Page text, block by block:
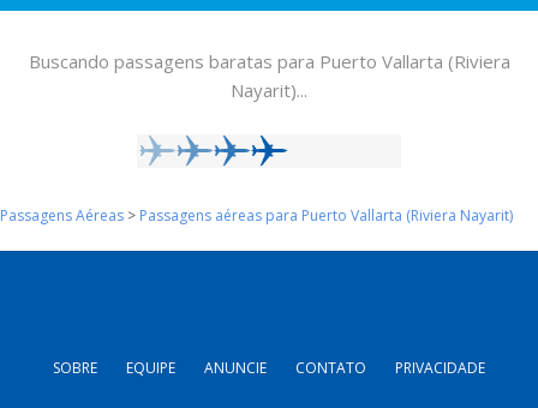
Buscando passagens baratas para Puerto Vallarta (Riviera
Nayarit)...
Passagens Aéreas > Passagens aéreas para Puerto Vallarta (Riviera Nayarit)
SOBRE EQUIPE ANUNCIE CONTATO PRIVACIDADE